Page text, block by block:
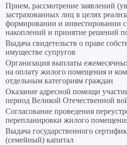
Прием, рассмотрение заявлений
застрахованных лиц в целях
формировании и инвестировании
накоплений и принятие решений
Выдача свидетельств о праве
имуществе супругов
Организация выплаты
на оплату жилого помещения и
отдельным категориям граждан
Оказание адресной помощи
период Великой Отечественной
Согласование проведения
перепланировки жилого
Выдача государственного
(семейный) капитал